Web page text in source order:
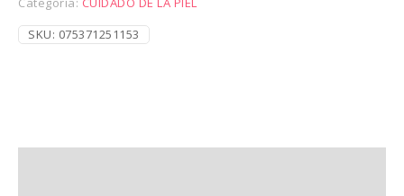
cantidad
SKU: 075371251153